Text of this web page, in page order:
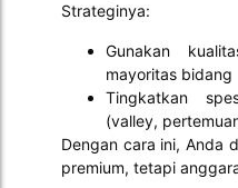
Strateginya:
Gunakan
mayoritas bidang
Tingkatkan
(valley,
Dengan cara ini, Anda
premium, tetapi